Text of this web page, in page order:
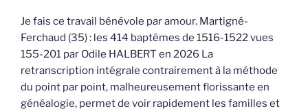
Je fais ce travail bénévole par amour. Martigné-
Ferchaud (35) : les 414 baptêmes de 1516-1522 vues
155-201 par Odile HALBERT en 2026 La
retranscription intégrale contrairement à la méthode
du point par point, malheureusement florissante en
généalogie, permet de voir rapidement les familles et